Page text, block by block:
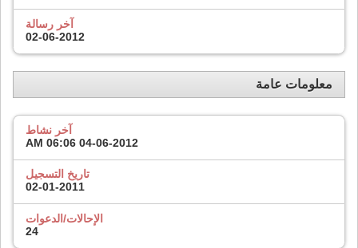
آخر رسالة
02-06-2012
معلومات عامة
آخر نشاط
04-06-2012
06:06 AM
تاريخ التسجيل
02-01-2011
الإحالات/الدعوات
24